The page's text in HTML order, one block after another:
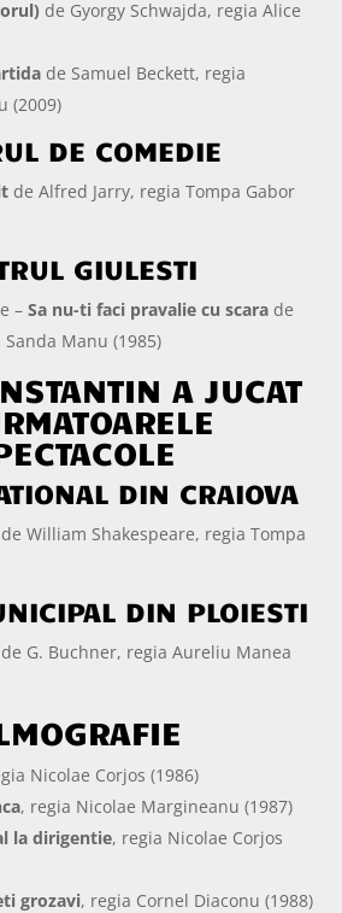
de Gyorgy Schwajda, regia Alice
de Samuel Beckett, regia
(2009)
DE COMEDIE
de Alfred Jarry, regia Tompa Gabor
GIULESTI
–Sa nu-ti faci pravalie cu scara de
Manu (1985)
A JUCAT
DIN CRAIOVA
de William Shakespeare, regia Tompa
DIN PLOIESTI
de G. Buchner, regia Aureliu Manea
Nicolae Corjos (1986)
, regia Nicolae Margineanu (1987)
la dirigentie, regia Nicolae Corjos
grozavi, regia Cornel Diaconu (1988)